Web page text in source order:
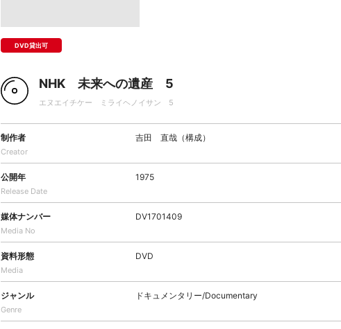
DVD貸出可
NHK 未来への遺産 5
エヌエイチケー ミライヘノイサン 5
制作者
Creator
吉田 直哉（構成）
公開年
Release Date
1975
媒体ナンバー
Media No
DV1701409
資料形態
Media
DVD
ジャンル
Genre
ドキュメンタリー/Documentary